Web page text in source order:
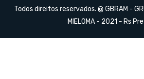
Todos direitos reservados. @ GBRAM -
MIELOMA - 2021 - Rs